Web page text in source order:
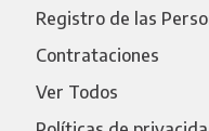
Registro de las
Contrataciones
Ver Todos